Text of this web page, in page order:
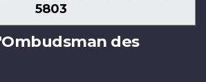
5803
des